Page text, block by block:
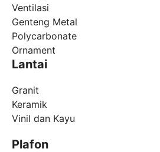
Ventilasi
Genteng Metal
Polycarbonate
Ornament
Lantai
Granit
Keramik
Vinil dan Kayu
Plafon